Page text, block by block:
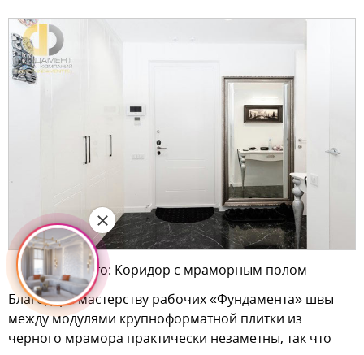
На фото: Коридор с мраморным полом
Благодаря мастерству рабочих «Фундамента» швы
между модулями крупноформатной плитки из
черного мрамора практически незаметны, так что